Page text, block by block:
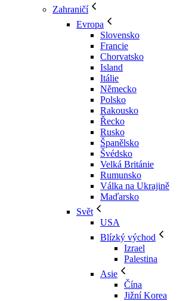
Zahraničí
Evropa
Slovensko
Francie
Chorvatsko
Island
Itálie
Německo
Polsko
Rakousko
Řecko
Rusko
Španělsko
Švédsko
Velká Británie
Rumunsko
Válka na Ukrajině
Maďarsko
Svět
USA
Blízký východ
Izrael
Palestina
Asie
Čína
Jižní Korea